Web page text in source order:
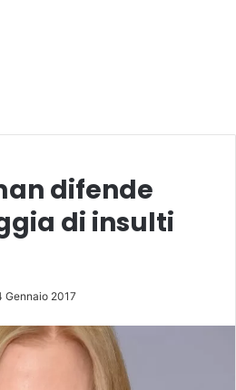
difende
di insulti
Gennaio 2017